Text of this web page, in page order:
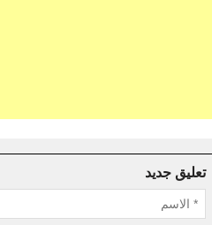
تعليق جديد